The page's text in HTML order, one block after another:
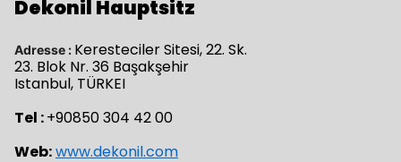
Dekonil Hauptsitz
Adresse : Keresteciler Sitesi, 22. Sk.
23. Blok Nr. 36 Başakşehir
Istanbul, TÜRKEI
Tel :+90850 304 42 00
Web:www.dekonil.com